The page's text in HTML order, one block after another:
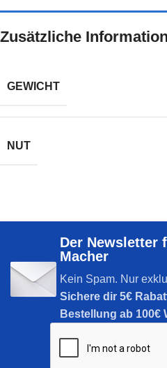
Zusätzliche
GEWICHT
NUT
Der Newsletter
Macher
Kein Spam. Nur
Sichere dir 5€
Bestellung ab 100€